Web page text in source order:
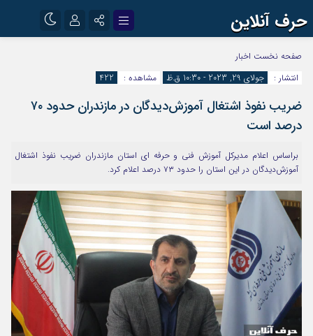
حرف آنلاین
اینستاگرام
آپارات
رمز عبور
مرا به خاطر بسپار
صفحه نخست اخبار
انتشار :
جولای 29, 2023 - 10:30 ق.ظ مشاهده : 422
ضریب نفوذ اشتغال آموزش‌دیدگان در مازندران حدود ۷۰
درصد است
براساس اعلام مدیرکل آموزش فنی و حرفه ای استان مازندران ضریب نفوذ اشتغال
آموزش‌دیدگان در این استان را حدود ۷۳ درصد اعلام کرد.